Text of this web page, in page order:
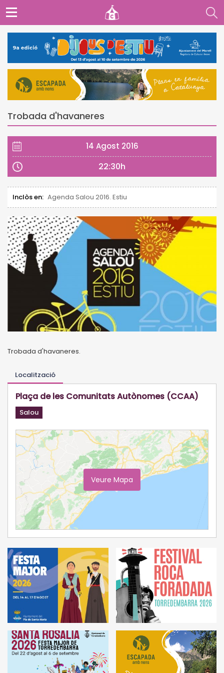
Trobada d'havaneres
14 Agost 2016
22:30h
Inclòs en: Agenda Salou 2016. Estiu
Trobada d'havaneres.
Localització
Plaça de les Comunitats Autònomes (CCAA)
Salou
Veure Mapa